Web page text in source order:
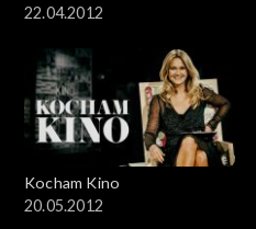
22.04.2012
Kocham Kino
20.05.2012